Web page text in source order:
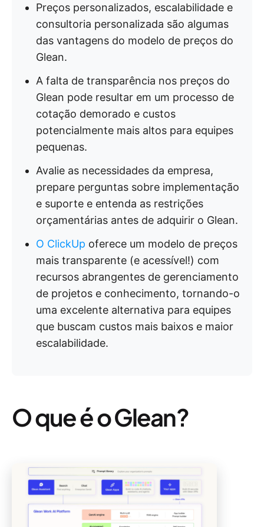
Preços personalizados, escalabilidade e
consultoria personalizada são algumas
das vantagens do modelo de preços do
Glean.
A falta de transparência nos preços do
Glean pode resultar em um processo de
cotação demorado e custos
potencialmente mais altos para equipes
pequenas.
Avalie as necessidades da empresa,
prepare perguntas sobre implementação
e suporte e entenda as restrições
orçamentárias antes de adquirir o Glean.
O ClickUp oferece um modelo de preços
mais transparente (e acessível!) com
recursos abrangentes de gerenciamento
de projetos e conhecimento, tornando-o
uma excelente alternativa para equipes
que buscam custos mais baixos e maior
escalabilidade.
O que é o Glean?